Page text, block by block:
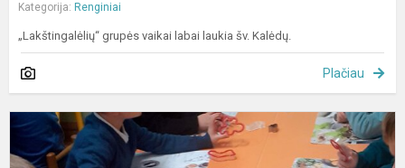
Kategorija: Renginiai
„Lakštingalėlių“ grupės vaikai labai laukia šv. Kalėdų.
Plačiau